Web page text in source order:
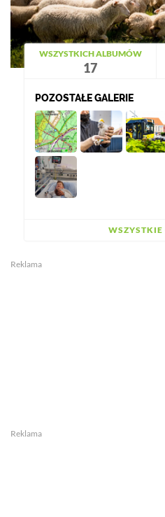
WSZYSTKICH ALBUMÓW
17
POZOSTAŁE GALERIE
WSZYSTKIE
Reklama
Reklama